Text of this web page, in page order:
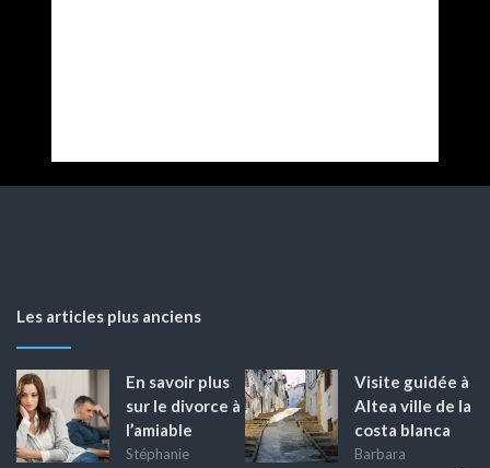
Les articles plus anciens
En savoir plus
sur le divorce à
l’amiable
Stéphanie
Visite guidée à
Altea ville de la
costa blanca
Barbara